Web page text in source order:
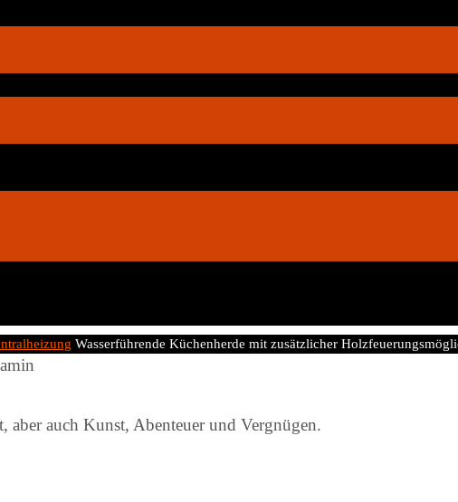
Wasserführende Küchenherde mit zusätzlicher
aber auch Kunst, Abenteuer und Vergnügen.